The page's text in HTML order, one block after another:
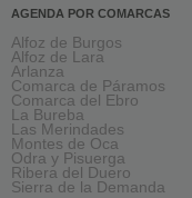
AGENDA POR COMARCAS
Alfoz de Burgos
Alfoz de Lara
Arlanza
Comarca de Páramos
Comarca del Ebro
La Bureba
Las Merindades
Montes de Oca
Odra y Pisuerga
Ribera del Duero
Sierra de la Demanda